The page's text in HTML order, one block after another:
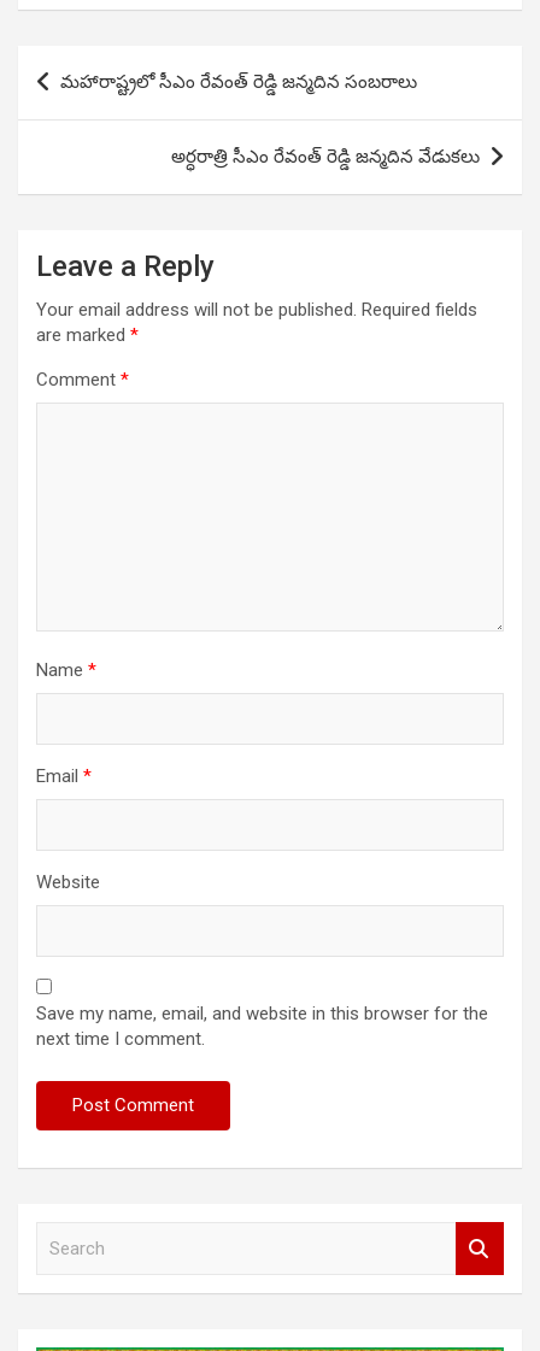
Post
navigation
మహారాష్ట్రలో సీఎం రేవంత్ రెడ్డి జన్మదిన సంబరాలు
అర్ధరాత్రి సీఎం రేవంత్ రెడ్డి జన్మదిన వేడుకలు
Leave a Reply
Your email address will not be published. Required fields
are marked *
Comment *
Name *
Email *
Website
Save my name, email, and website in this browser for the
next time I comment.